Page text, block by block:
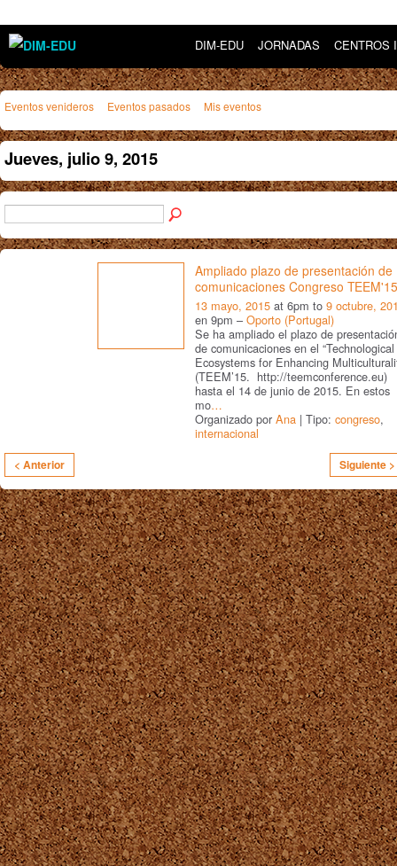
DIM-EDU JORNADAS CENTROS
Eventos venideros Eventos pasados Mis eventos
Jueves, julio 9, 2015
Ampliado plazo de presentación de
comunicaciones Congreso TEEM'15
13 mayo, 2015 at 6pm to 9 octubre,
en 9pm – Oporto (Portugal)
Se ha ampliado el plazo de
de comunicaciones en el “Technological
Ecosystems for Enhancing
(TEEM’15. http://teemconference.eu)
hasta el 14 de junio de 2015. En estos
mo…
Organizado por Ana | Tipo: congreso,
internacional
< Anterior Siguiente >